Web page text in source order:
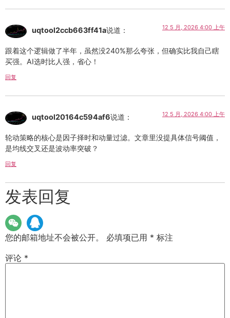
uqtool2ccb663ff41a说道： 12 5 月, 2026 4:00 上午
跟着这个逻辑做了半年，虽然没240%那么夸张，但确实比我自己瞎
买强。AI选时比人强，省心！
回复
uqtool20164c594af6说道： 12 5 月, 2026 4:00 上午
轮动策略的核心是因子择时和动量过滤。文章里没提具体信号阈值，
是均线交叉还是波动率突破？
回复
发表回复
您的邮箱地址不会被公开。 必填项已用 * 标注
评论 *